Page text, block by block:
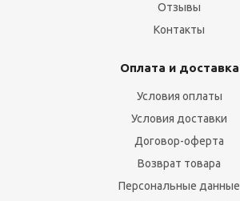
Отзывы
Контакты
Оплата и доставка
Условия оплаты
Условия доставки
Договор-оферта
Возврат товара
Персональные данные